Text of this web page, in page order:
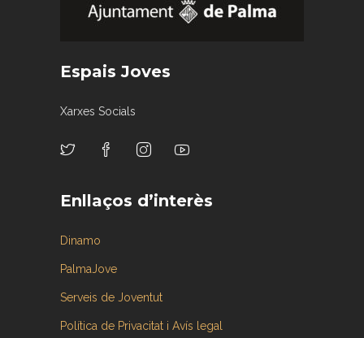
Espais Joves
Xarxes Socials
Enllaços d’interès
Dinamo
PalmaJove
Serveis de Joventut
Política de Privacitat i Avís legal